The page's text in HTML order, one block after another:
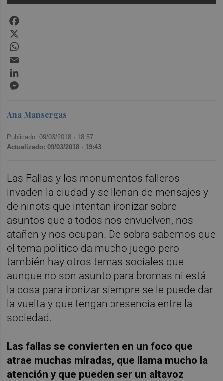
Ana Mansergas
Publicado: 09/03/2018 · 18:57
Actualizado: 09/03/2018 · 19:43
Las Fallas y los monumentos falleros
invaden la ciudad y se llenan de mensajes y
de ninots que intentan ironizar sobre
asuntos que a todos nos envuelven, nos
atañen y nos ocupan. De sobra sabemos que
el tema político da mucho juego pero
también hay otros temas sociales que
aunque no son asunto para bromas ni está
la cosa para ironizar siempre se le puede dar
la vuelta y que tengan presencia entre la
sociedad.
Las fallas se convierten en un foco que
atrae muchas miradas, que llama mucho la
atención y que pueden ser un altavoz